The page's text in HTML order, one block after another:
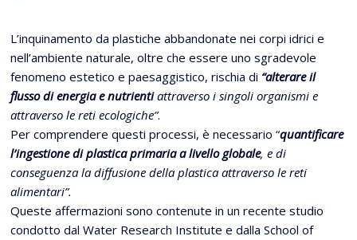
L’inquinamento da plastiche abbandonate nei corpi idrici e
nell’ambiente naturale, oltre che essere uno sgradevole
fenomeno estetico e paesaggistico, rischia di “alterare il
flusso di energia e nutrientiattraverso i singoli organismi e
attraverso le reti ecologiche”.
Per comprendere questi processi, è necessario “quantificare
l’ingestione di plastica primaria a livello globale, e di
conseguenza la diffusione della plastica attraverso le reti
alimentari”.
Queste affermazioni sono contenute in un recente studio
condotto dal Water Research Institute e dalla School of